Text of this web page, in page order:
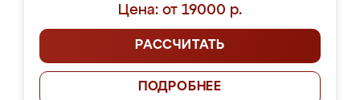
Цена: от 19000 р.
РАССЧИТАТЬ
ПОДРОБНЕЕ